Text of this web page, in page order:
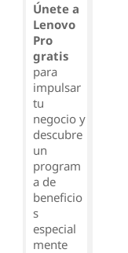
Únete a
Lenovo
Pro
gratis
para
impulsar
tu
negocio y
descubre
un
program
a de
beneficio
s
especial
mente